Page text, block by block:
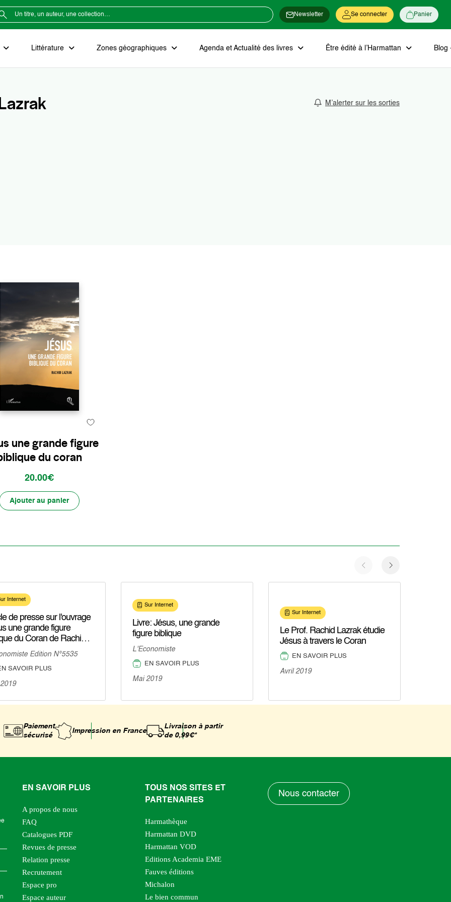
Newsletter Se connecter Panier
Littérature Zones géographiques Agenda et Actualité des livres Être édité à l’Harmattan Blog
M’alerter sur les sorties
une grande figure
du coran
20.00€
Ajouter au panier
Internet
de presse sur l'ouvrage
une grande figure
du Coran de Rachid
Edition N°5535
SAVOIR PLUS
Sur Internet
Livre: Jésus, une grande
figure biblique
L'Economiste
EN SAVOIR PLUS
Mai 2019
Sur Internet
Le Prof. Rachid Lazrak étudie
Jésus à travers le Coran
EN SAVOIR PLUS
Avril 2019
Paiement
sécurisé
Impression en France
Livraison à partir
de 0,99€*
EN SAVOIR PLUS
A propos de nous
FAQ
Catalogues PDF
Revues de presse
Relation presse
Recrutement
Espace pro
Espace auteur
TOUS NOS SITES ET
PARTENAIRES
Harmathèque
Harmattan DVD
Harmattan VOD
Editions Academia EME
Fauves éditions
Michalon
Le bien commun
Nous contacter